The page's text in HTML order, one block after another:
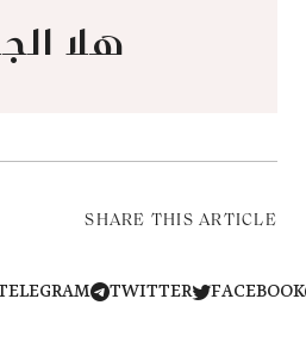
هلا
SHARE THIS ARTICLE
TWITTER
TELEGRAM